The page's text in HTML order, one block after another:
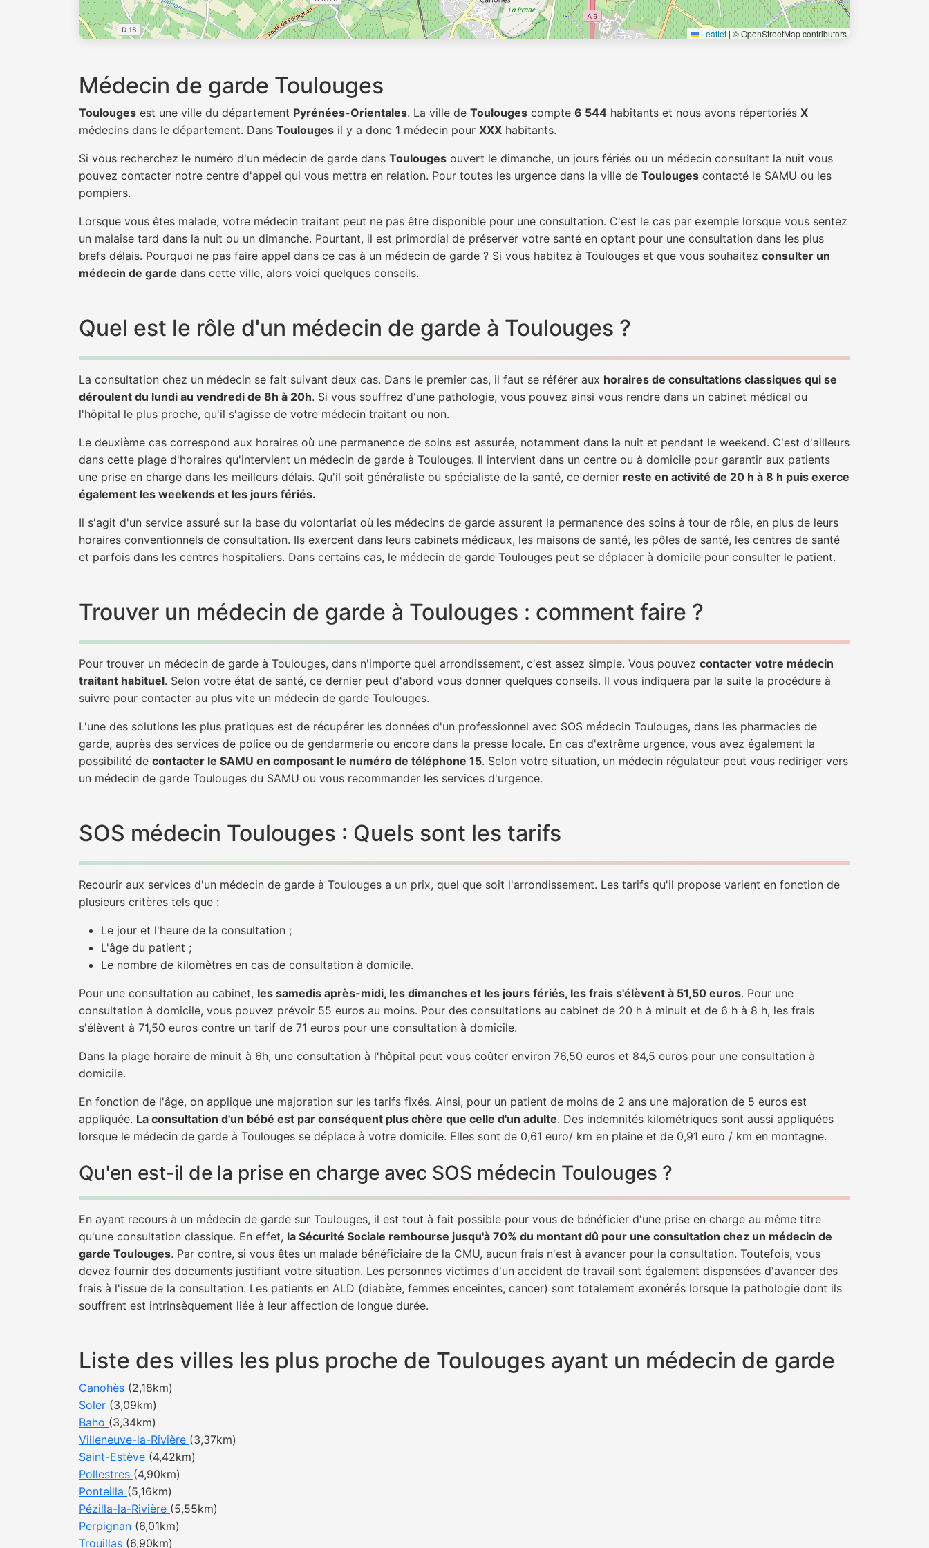
Leaflet | © OpenStreetMap contributors
Médecin de garde Toulouges
Toulouges est une ville du département Pyrénées-Orientales. La ville de Toulouges compte 6 544 habitants et nous avons répertoriés X
médecins dans le département. Dans Toulouges il y a donc 1 médecin pour XXX habitants.
Si vous recherchez le numéro d'un médecin de garde dans Toulouges ouvert le dimanche, un jours fériés ou un médecin consultant la nuit vous
pouvez contacter notre centre d'appel qui vous mettra en relation. Pour toutes les urgence dans la ville de Toulouges contacté le SAMU ou les
pompiers.
Lorsque vous êtes malade, votre médecin traitant peut ne pas être disponible pour une consultation. C'est le cas par exemple lorsque vous sentez
un malaise tard dans la nuit ou un dimanche. Pourtant, il est primordial de préserver votre santé en optant pour une consultation dans les plus
brefs délais. Pourquoi ne pas faire appel dans ce cas à un médecin de garde ? Si vous habitez à Toulouges et que vous souhaitez consulter un
médecin de garde dans cette ville, alors voici quelques conseils.
Quel est le rôle d'un médecin de garde à Toulouges ?
La consultation chez un médecin se fait suivant deux cas. Dans le premier cas, il faut se référer aux horaires de consultations classiques qui se
déroulent du lundi au vendredi de 8h à 20h. Si vous souffrez d'une pathologie, vous pouvez ainsi vous rendre dans un cabinet médical ou
l'hôpital le plus proche, qu'il s'agisse de votre médecin traitant ou non.
Le deuxième cas correspond aux horaires où une permanence de soins est assurée, notamment dans la nuit et pendant le weekend. C'est d'ailleurs
dans cette plage d'horaires qu'intervient un médecin de garde à Toulouges. Il intervient dans un centre ou à domicile pour garantir aux patients
une prise en charge dans les meilleurs délais. Qu'il soit généraliste ou spécialiste de la santé, ce dernier reste en activité de 20 h à 8 h puis exerce
également les weekends et les jours fériés.
Il s'agit d'un service assuré sur la base du volontariat où les médecins de garde assurent la permanence des soins à tour de rôle, en plus de leurs
horaires conventionnels de consultation. Ils exercent dans leurs cabinets médicaux, les maisons de santé, les pôles de santé, les centres de santé
et parfois dans les centres hospitaliers. Dans certains cas, le médecin de garde Toulouges peut se déplacer à domicile pour consulter le patient.
Trouver un médecin de garde à Toulouges : comment faire ?
Pour trouver un médecin de garde à Toulouges, dans n'importe quel arrondissement, c'est assez simple. Vous pouvez contacter votre médecin
traitant habituel. Selon votre état de santé, ce dernier peut d'abord vous donner quelques conseils. Il vous indiquera par la suite la procédure à
suivre pour contacter au plus vite un médecin de garde Toulouges.
L'une des solutions les plus pratiques est de récupérer les données d'un professionnel avec SOS médecin Toulouges, dans les pharmacies de
garde, auprès des services de police ou de gendarmerie ou encore dans la presse locale. En cas d'extrême urgence, vous avez également la
possibilité de contacter le SAMU en composant le numéro de téléphone 15. Selon votre situation, un médecin régulateur peut vous rediriger vers
un médecin de garde Toulouges du SAMU ou vous recommander les services d'urgence.
SOS médecin Toulouges : Quels sont les tarifs
Recourir aux services d'un médecin de garde à Toulouges a un prix, quel que soit l'arrondissement. Les tarifs qu'il propose varient en fonction de
plusieurs critères tels que :
Le jour et l'heure de la consultation ;
L'âge du patient ;
Le nombre de kilomètres en cas de consultation à domicile.
Pour une consultation au cabinet, les samedis après-midi, les dimanches et les jours fériés, les frais s'élèvent à 51,50 euros. Pour une
consultation à domicile, vous pouvez prévoir 55 euros au moins. Pour des consultations au cabinet de 20 h à minuit et de 6 h à 8 h, les frais
s'élèvent à 71,50 euros contre un tarif de 71 euros pour une consultation à domicile.
Dans la plage horaire de minuit à 6h, une consultation à l'hôpital peut vous coûter environ 76,50 euros et 84,5 euros pour une consultation à
domicile.
En fonction de l'âge, on applique une majoration sur les tarifs fixés. Ainsi, pour un patient de moins de 2 ans une majoration de 5 euros est
appliquée. La consultation d'un bébé est par conséquent plus chère que celle d'un adulte. Des indemnités kilométriques sont aussi appliquées
lorsque le médecin de garde à Toulouges se déplace à votre domicile. Elles sont de 0,61 euro/ km en plaine et de 0,91 euro / km en montagne.
Qu'en est-il de la prise en charge avec SOS médecin Toulouges ?
En ayant recours à un médecin de garde sur Toulouges, il est tout à fait possible pour vous de bénéficier d'une prise en charge au même titre
qu'une consultation classique. En effet, la Sécurité Sociale rembourse jusqu'à 70% du montant dû pour une consultation chez un médecin de
garde Toulouges. Par contre, si vous êtes un malade bénéficiaire de la CMU, aucun frais n'est à avancer pour la consultation. Toutefois, vous
devez fournir des documents justifiant votre situation. Les personnes victimes d'un accident de travail sont également dispensées d'avancer des
frais à l'issue de la consultation. Les patients en ALD (diabète, femmes enceintes, cancer) sont totalement exonérés lorsque la pathologie dont ils
souffrent est intrinsèquement liée à leur affection de longue durée.
Liste des villes les plus proche de Toulouges ayant un médecin de garde
Canohès (2,18km)
Soler (3,09km)
Baho (3,34km)
Villeneuve-la-Rivière (3,37km)
Saint-Estève (4,42km)
Pollestres (4,90km)
Ponteilla (5,16km)
Pézilla-la-Rivière (5,55km)
Perpignan (6,01km)
Trouillas (6,90km)